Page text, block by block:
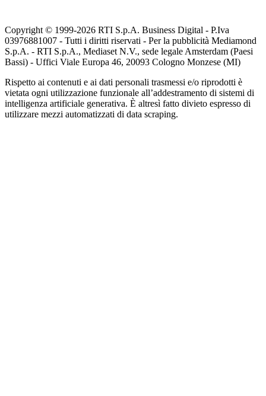
Copyright © 1999-2026 RTI S.p.A. Business Digital - P.Iva
03976881007 - Tutti i diritti riservati - Per la pubblicità Mediamond
S.p.A. - RTI S.p.A., Mediaset N.V., sede legale Amsterdam (Paesi
Bassi) - Uffici Viale Europa 46, 20093 Cologno Monzese (MI)
Rispetto ai contenuti e ai dati personali trasmessi e/o riprodotti è
vietata ogni utilizzazione funzionale all’addestramento di sistemi di
intelligenza artificiale generativa. È altresì fatto divieto espresso di
utilizzare mezzi automatizzati di data scraping.